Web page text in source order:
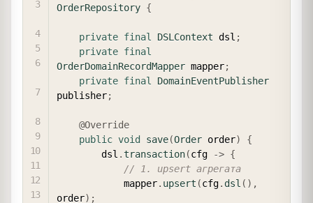
OrderRepository {
private final DSLContext dsl ;
private final
OrderDomainRecordMapper mapper;
private final
DomainEventPublisher
publisher;
@Override
public void save(Order order)
{
        dsl
.transaction(cfg -> {
// 1. upsert агрегата
            mapper
. upsert (cfg. dsl ( ) ,
order) ;